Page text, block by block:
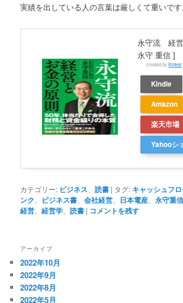
実績を出している人の言葉は厳しくて重いです
永守流 経
永守 重信 ]
created byRinker
Kindle
Amazon
楽天市場
Yahooシ
カテゴリー: ビジネス 、読書 | タグ: キャッシュフ
ンク
ビジネス書 、会社経営 日本電産 、永守重
経営 、経営学 、読書 | コメントを残す
アーカイブ
2022年10月
2022年9月
2022年8月
2022年5月